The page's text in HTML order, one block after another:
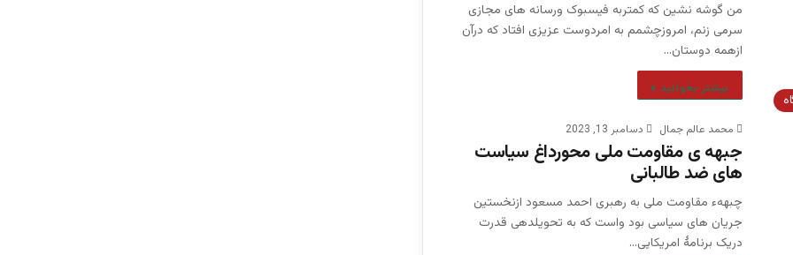
من گوشه نشین که کمتربه فیسبوک ورسانه های مجازی
سرمی زنم، امروزچشمم به امردوست عزیزی افتاد که درآن
ازهمه دوستان…
بیشتر بخوانید »
محمد عالم جمال دسامبر 13, 2023
جبهه ی مقاومت ملی محورداغ سیاست
های ضد طالبانی
چبههء مقاومت ملی به رهبری احمد مسعود ازنخستین
جریان های سیاسی بود واست که به تحویلدهی قدرت
دریک برنامۀ امریکایی…